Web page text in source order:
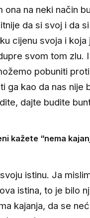
ona na neki način
da si svoj i da
cijenu svoja i
svom tom zlu.
pobuniti
ga kao da nas nije
dajte budite
kažete “nema
istinu. Ja
istina, to je bilo
kajanja, da se